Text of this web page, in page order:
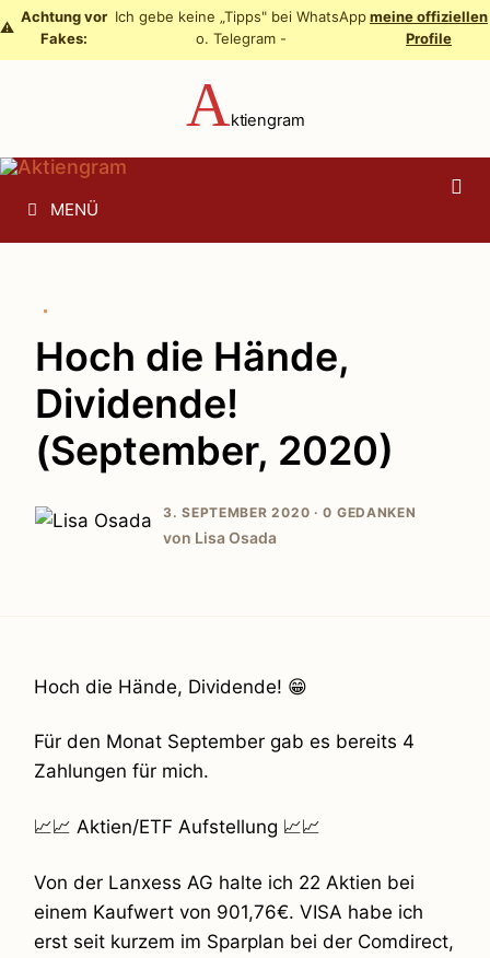
Zum
Inhalt
⚠️
Achtung vor
Fakes:
Ich gebe keine „Tipps" bei WhatsApp
o. Telegram -
meine offiziellen
Profile
Aktiengram
MENÜ
Hoch die Hände,
Dividende!
(September, 2020)
3. SEPTEMBER 2020 ·0 GEDANKEN
von Lisa Osada
Hoch die Hände, Dividende! 😁
Für den Monat September gab es bereits 4
Zahlungen für mich.
📈📈 Aktien/ETF Aufstellung 📈📈
Von der Lanxess AG halte ich 22 Aktien bei
einem Kaufwert von 901,76€. VISA habe ich
erst seit kurzem im Sparplan bei der Comdirect,